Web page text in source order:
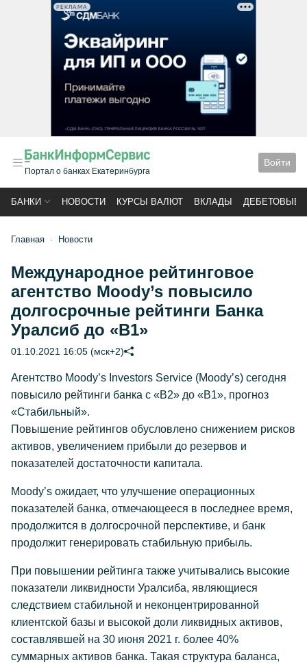
РЕКЛАМА
Портал о банках Екатеринбурга
Войти
БАНКИ НОВОСТИ КУРСЫ ВАЛЮТ ВКЛАДЫ ДЕБЕТОВЫЕ
Главная Новости
Международное рейтинговое
агентство Moody’s повысило
долгосрочные рейтинги Банка
Уралсиб до «В1»
01.10.2021 16:05 (мск+2)
Агентство Moody’s Investors Service (Moody’s) сегодня
повысило рейтинги банка с «B2» до «B1», прогноз
«Стабильный».
Повышение рейтингов обусловлено снижением рисков
активов, увеличением прибыли до резервов и
показателей достаточности капитала.
Moody’s ожидает, что улучшение операционных
показателей банка, отмечающееся в последнее время,
продолжится в долгосрочной перспективе, и банк
продолжит генерировать стабильную прибыль.
При повышении рейтинга также учитывались высокие
показатели ликвидности Уралсиба, являющиеся
следствием стабильной и неконцентрированной
клиентской базы и высокой доли ликвидных активов,
составлявшей на 30 июня 2021 г. более 40%
суммарных активов банка. Такая структура баланса,